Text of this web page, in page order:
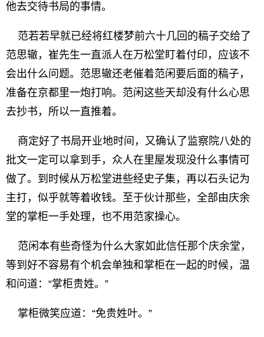
他去交待书局的事情。
范若若早就已经将红楼梦前六十几回的稿子交给了
范思辙，崔先生一直派人在万松堂盯着付印，应该不
会出什么问题。范思辙还老催着范闲要后面的稿子，
准备在京都里一炮打响。范闲这些天却没有什么心思
去抄书，所以一直推着。
商定好了书局开业地时间，又确认了监察院八处的
批文一定可以拿到手，众人在里屋发现没什么事情可
做了。到时候从万松堂进些经史子集，再以石头记为
主打，似乎就等着收钱。至于伙计那些，全部由庆余
堂的掌柜一手处理，也不用范家操心。
范闲本有些奇怪为什么大家如此信任那个庆余堂，
等到好不容易有个机会单独和掌柜在一起的时候，温
和问道：“掌柜贵姓。”
掌柜微笑应道：“免贵姓叶。”